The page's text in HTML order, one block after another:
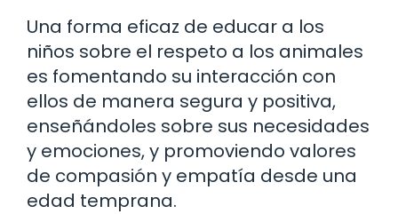
Una forma eficaz de educar a los
niños sobre el respeto a los animales
es fomentando su interacción con
ellos de manera segura y positiva,
enseñándoles sobre sus necesidades
y emociones, y promoviendo valores
de compasión y empatía desde una
edad temprana.